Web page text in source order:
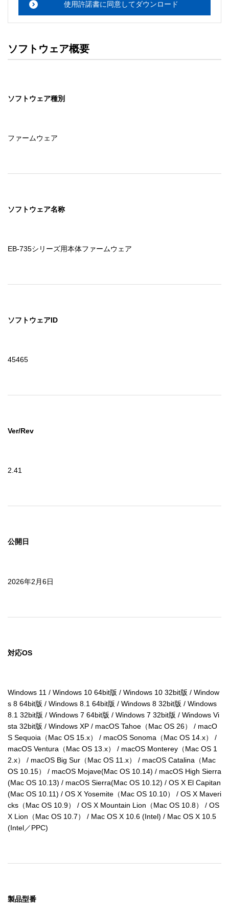
使用許諾書に同意してダウンロード
ソフトウェア概要
ソフトウェア種別
ファームウェア
ソフトウェア名称
EB-735シリーズ用本体ファームウェア
ソフトウェアID
45465
Ver/Rev
2.41
公開日
2026年2月6日
対応OS
Windows 11 / Windows 10 64bit版 / Windows 10 32bit版 / Window
s 8 64bit版 / Windows 8.1 64bit版 / Windows 8 32bit版 / Windows
8.1 32bit版 / Windows 7 64bit版 / Windows 7 32bit版 / Windows Vi
sta 32bit版 / Windows XP / macOS Tahoe（Mac OS 26） / macO
S Sequoia（Mac OS 15.x） / macOS Sonoma（Mac OS 14.x） /
macOS Ventura（Mac OS 13.x） / macOS Monterey（Mac OS 1
2.x） / macOS Big Sur（Mac OS 11.x） / macOS Catalina（Mac
OS 10.15） / macOS Mojave(Mac OS 10.14) / macOS High Sierra
(Mac OS 10.13) / macOS Sierra(Mac OS 10.12) / OS X El Capitan
(Mac OS 10.11) / OS X Yosemite（Mac OS 10.10） / OS X Maveri
cks（Mac OS 10.9） / OS X Mountain Lion（Mac OS 10.8） / OS
X Lion（Mac OS 10.7） / Mac OS X 10.6 (Intel) / Mac OS X 10.5
(Intel／PPC)
製品型番